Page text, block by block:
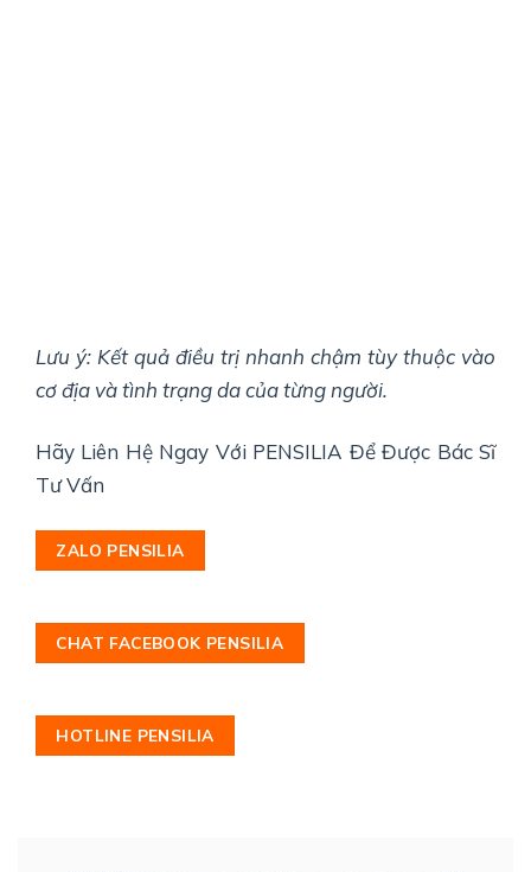
Lưu ý: Kết quả điều trị nhanh chậm tùy thuộc vào
cơ địa và tình trạng da của từng người.
Hãy Liên Hệ Ngay Với PENSILIA Để Được Bác Sĩ
Tư Vấn
ZALO PENSILIA
CHAT FACEBOOK PENSILIA
HOTLINE PENSILIA